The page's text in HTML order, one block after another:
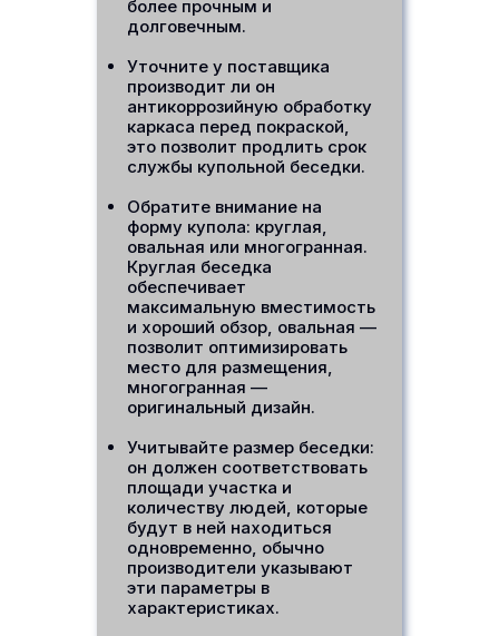
более прочным и
долговечным.
Уточните у поставщика
производит ли он
антикоррозийную обработку
каркаса перед покраской,
это позволит продлить срок
службы купольной беседки.
Обратите внимание на
форму купола: круглая,
овальная или многогранная.
Круглая беседка
обеспечивает
максимальную вместимость
и хороший обзор, овальная —
позволит оптимизировать
место для размещения,
многогранная —
оригинальный дизайн.
Учитывайте размер беседки:
он должен соответствовать
площади участка и
количеству людей, которые
будут в ней находиться
одновременно, обычно
производители указывают
эти параметры в
характеристиках.